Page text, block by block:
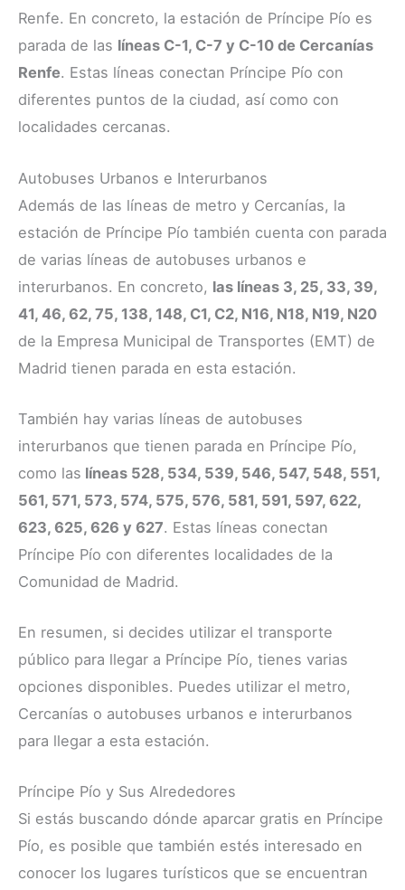
Renfe. En concreto, la estación de Príncipe Pío es
parada de las líneas C-1, C-7 y C-10 de Cercanías
Renfe. Estas líneas conectan Príncipe Pío con
diferentes puntos de la ciudad, así como con
localidades cercanas.
Autobuses Urbanos e Interurbanos
Además de las líneas de metro y Cercanías, la
estación de Príncipe Pío también cuenta con parada
de varias líneas de autobuses urbanos e
interurbanos. En concreto, las líneas 3, 25, 33, 39,
41, 46, 62, 75, 138, 148, C1, C2, N16, N18, N19, N20
de la Empresa Municipal de Transportes (EMT) de
Madrid tienen parada en esta estación.
También hay varias líneas de autobuses
interurbanos que tienen parada en Príncipe Pío,
como las líneas 528, 534, 539, 546, 547, 548, 551,
561, 571, 573, 574, 575, 576, 581, 591, 597, 622,
623, 625, 626 y 627. Estas líneas conectan
Príncipe Pío con diferentes localidades de la
Comunidad de Madrid.
En resumen, si decides utilizar el transporte
público para llegar a Príncipe Pío, tienes varias
opciones disponibles. Puedes utilizar el metro,
Cercanías o autobuses urbanos e interurbanos
para llegar a esta estación.
Príncipe Pío y Sus Alrededores
Si estás buscando dónde aparcar gratis en Príncipe
Pío, es posible que también estés interesado en
conocer los lugares turísticos que se encuentran